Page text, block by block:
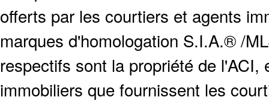
offerts par les courtiers et agents
marques d'homologation S.I.A.® /
respectifs sont la propriété de
immobiliers que fournissent les